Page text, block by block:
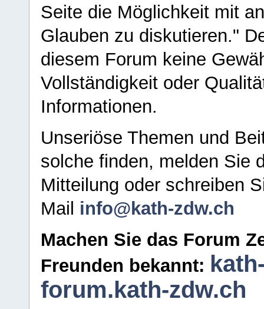
Seite die Möglichkeit mit
Glauben zu diskutieren."
diesem Forum keine
Vollständigkeit oder
Informationen.
Unseriöse Themen und
solche finden, melden Sie
Mitteilung oder schreiben
Mail info@kath-zdw.ch
Machen Sie das Forum
Freunden bekannt:
forum.kath-zdw.ch